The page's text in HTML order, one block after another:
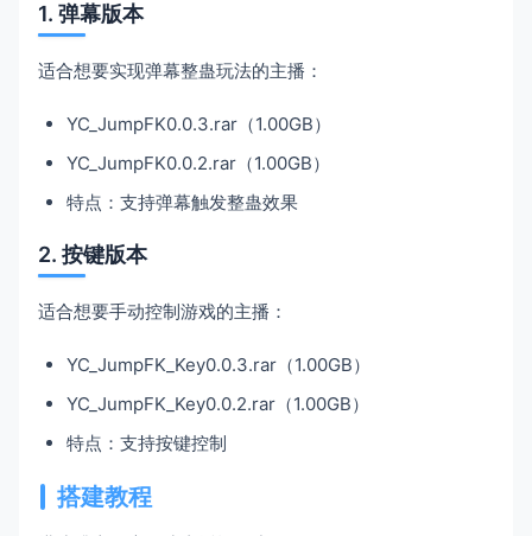
1. 弹幕版本
适合想要实现弹幕整蛊玩法的主播：
YC_JumpFK0.0.3.rar（1.00GB）
YC_JumpFK0.0.2.rar（1.00GB）
特点：支持弹幕触发整蛊效果
2. 按键版本
适合想要手动控制游戏的主播：
YC_JumpFK_Key0.0.3.rar（1.00GB）
YC_JumpFK_Key0.0.2.rar（1.00GB）
特点：支持按键控制
搭建教程